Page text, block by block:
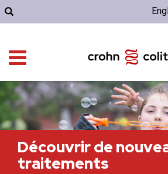
Découvrir de
traitements